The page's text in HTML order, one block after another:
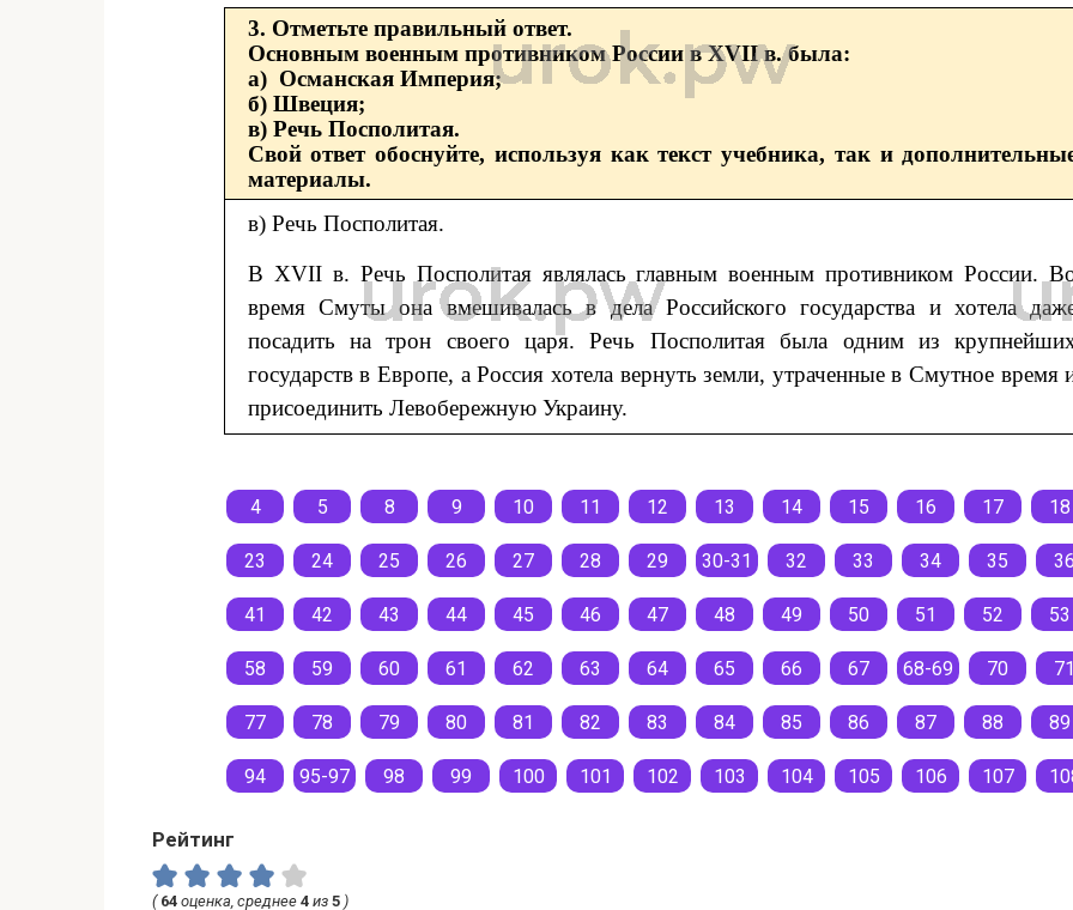
3. Отметьте правильный ответ.
Основным военным противником России в XVII в. была:
а) Османская Империя;
б) Швеция;
в) Речь Посполитая.
Свой ответ обоснуйте, используя как текст учебника, так и
материалы.
в) Речь Посполитая.
В XVII в. Речь Посполитая являлась главным военным противником России.
время Смуты она вмешивалась в дела Российского государства и хотела
посадить на трон своего царя. Речь Посполитая была одним из
государств в Европе, а Россия хотела вернуть земли, утраченные в Смутное время
присоединить Левобережную Украину.
4 5 8 9 10 11 12 13 14 15 16 17 18
23 24 25 26 27 28 29 30-31 32 33 34 35 36
41 42 43 44 45 46 47 48 49 50 51 52 53
58 59 60 61 62 63 64 65 66 67 68-69 70 71
77 78 79 80 81 82 83 84 85 86 87 88 89
94 95-97 98 99 100 101 102 103 104 105 106 107
Рейтинг
( 64 оценка, среднее 4 из 5 )